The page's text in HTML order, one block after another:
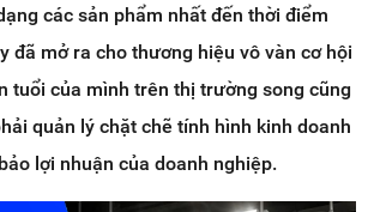
các sản phẩm nhất đến thời điểm
đã mở ra cho thương hiệu vô vàn cơ hội
tuổi của mình trên thị trường song cũng
quản lý chặt chẽ tính hình kinh doanh
lợi nhuận của doanh nghiệp.